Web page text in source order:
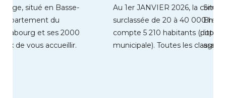
situé en Basse-
du
Cabourg et ses 2000
de vous accueillir.
Au 1er JANVIER 2026, la
surclassée de 20 à 40 000
compte 5 210 habitants
municipale). Toutes les classes
Brest,